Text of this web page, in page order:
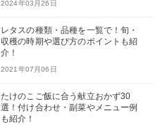
2024年03月26日
レタスの種類・品種を一覧で！旬・
収穫の時期や選び方のポイントも紹
介！
2021年07月06日
たけのこご飯に合う献立おかず30
選！付け合わせ・副菜やメニュー例
も紹介！